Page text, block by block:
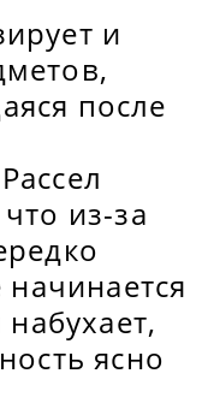
и
после
из-за
начинается
ясно